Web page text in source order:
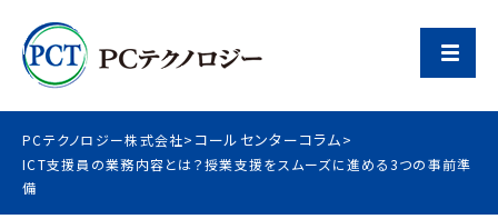
PCテクノロジー株式会社> コールセンターコラム>
ICT支援員の業務内容とは？授業支援をスムーズに進める3つの事前準
備